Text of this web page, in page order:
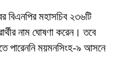
বিএনপির মহাসচিব ২৩৬টি
নাম ঘোষণা করেন। তবে
পারেননি ময়মনসিংহ-৯ আসনে